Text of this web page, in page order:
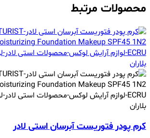
محصولات مرتبط
کرم پودر فتوریست آبرسان استی لادر